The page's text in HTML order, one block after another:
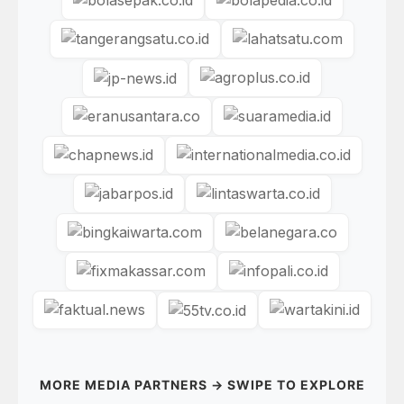
MORE MEDIA PARTNERS → SWIPE TO EXPLORE